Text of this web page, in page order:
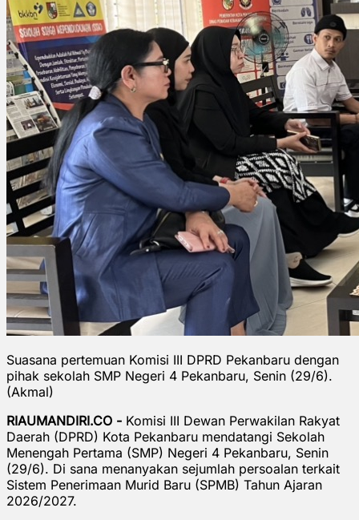
Suasana pertemuan Komisi III DPRD Pekanbaru dengan
pihak sekolah SMP Negeri 4 Pekanbaru, Senin (29/6).
(Akmal)
RIAUMANDIRI.CO - Komisi III Dewan Perwakilan Rakyat
Daerah (DPRD) Kota Pekanbaru mendatangi Sekolah
Menengah Pertama (SMP) Negeri 4 Pekanbaru, Senin
(29/6). Di sana menanyakan sejumlah persoalan terkait
Sistem Penerimaan Murid Baru (SPMB) Tahun Ajaran
2026/2027.